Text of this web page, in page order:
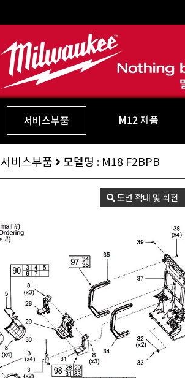
서비스부품 M12 제품
서비스부품 모델명 : M18 F2BPB
도면 확대 및 회전